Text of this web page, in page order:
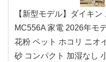
【新型モデル】ダイキ
MC556A 家電 2026年モ
花粉 ペット ホコリ ニオ
砂 コンパクト 加湿なし